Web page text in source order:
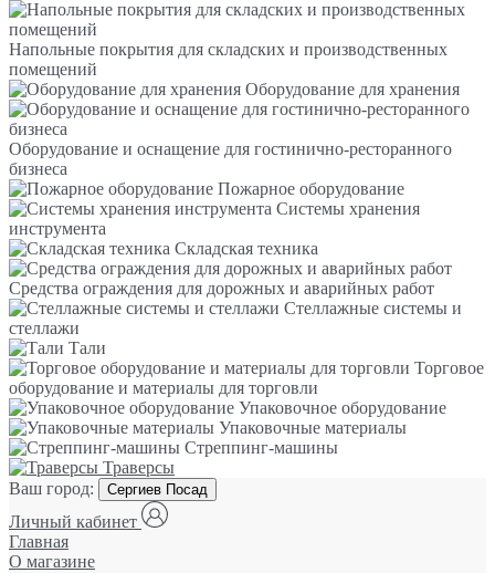
Напольные покрытия для складских и производственных
помещений
Оборудование для хранения
Оборудование и оснащение для гостинично-ресторанного
бизнеса
Пожарное оборудование
Системы хранения
инструмента
Складская техника
Средства ограждения для дорожных и аварийных работ
Стеллажные системы и
стеллажи
Тали
Торговое
оборудование и материалы для торговли
Упаковочное оборудование
Упаковочные материалы
Стреппинг-машины
Траверсы
Ваш город:
Сергиев Посад
Личный кабинет
Главная
О магазине